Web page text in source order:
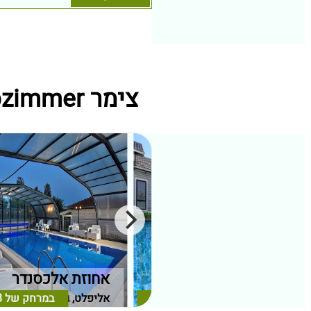
צימר vipzimmer מתחמי נופש קרובים ל אחוזה מעבר לפינה
אחוזת אלכסנדר
אליפלט, גליל עליון
במרחק של